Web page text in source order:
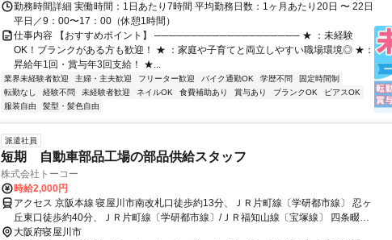
勤務時間詳細 実働時間：1日あたり7時間 平均勤務日数：1ヶ月あたり20日 〜 22日
平日／9：00〜17：00（休憩1時間）
仕事内容 【おすすめポイント】 ──────────────────── ★ ：未経験
OK！ブランクがある方も歓迎！ ★ ：家庭や子育てと両立しやすい職場環境◎ ★：
昇給年1回・賞与年3回支給！ ★...
業界未経験者歓迎 主婦・主夫歓迎 フリーター歓迎 バイク通勤OK 学歴不問
固定時間制
転勤なし
経験不問 未経験者歓迎 ネイルOK 食費補助あり 賞与あり ブランクOK
ピアスOK
服装自由
髪型・髪色自由
派遣社員
短期 自動車部品工場の部品供給スタッフ
株式会社トーコー
時給2,000円
アクセス 京阪本線 寝屋川市南改札口徒歩約13分、ＪＲ片町線〔学研都市線〕 忍ヶ
丘東口徒歩約40分、ＪＲ片町線〔学研都市線〕/ＪＲ福知山線〔宝塚線〕 四条畷西
口徒歩約56分 京阪「寝屋川市」駅より徒歩15分 ★バイク＆自転車通勤OK
大阪府寝屋川市